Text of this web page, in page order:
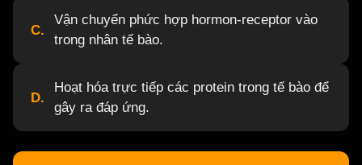
C.
Vận chuyển phức hợp hormon-receptor vào
trong nhân tế bào.
D.
Hoạt hóa trực tiếp các protein trong tế bào để
gây ra đáp ứng.